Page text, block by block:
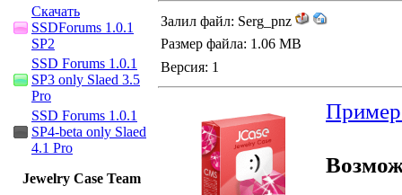
Скачать
SSDForums 1.0.1
SP2
SSD Forums 1.0.1
SP3 only Slaed 3.5
Pro
SSD Forums 1.0.1
SP4-beta only Slaed
4.1 Pro
Jewelry Сase Team
Залил файл: Serg_pnz
Размер файла: 1.06 MB
Версия: 1